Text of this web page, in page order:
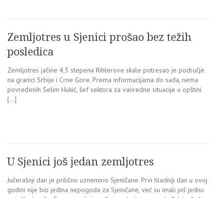
Zemljotres u Sjenici prošao bez težih
posledica
Zemljotres jačine 4,3 stepena Rihterove skale potresao je područje
na granici Srbije i Crne Gore. Prema informacijama do sada, nema
povređenih Selim Hukić, šef sektora za vanredne situacije u opštini
[…]
U Sjenici još jedan zemljotres
Jučerašnji dan je prilično uznemirio Sjeničane. Prvi hladniji dan u ovoj
godini nije bio jedina nepogoda za Sjeničane, već su imali još jednu